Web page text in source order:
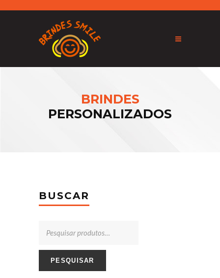
BRINDES
PERSONALIZADOS
BUSCAR
PESQUISAR